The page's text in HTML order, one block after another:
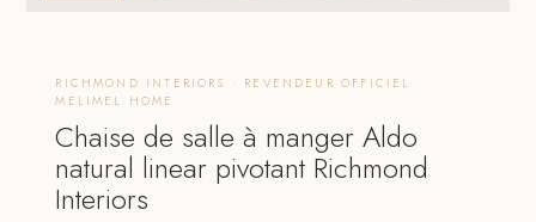
RICHMOND INTERIORS · REVENDEUR OFFICIEL
MELIMEL HOME
Chaise de salle à manger Aldo
natural linear pivotant Richmond
Interiors